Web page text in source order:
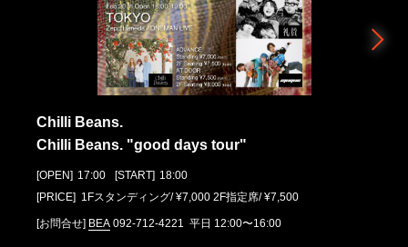
Chilli Beans.
Chilli Beans. "good days tour"
[OPEN] 17:00 [START] 18:00
[PRICE] 1Fスタンディング/ ¥7,000 2F指定席/ ¥7,500
[お問合せ] BEA 092-712-4221 平⽇ 12:00〜16:00